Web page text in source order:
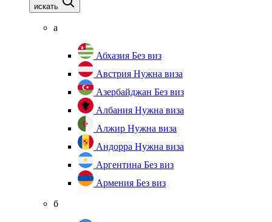
искать
а
Абхазия Без виз
Австрия Нужна виза
Азербайджан Без виз
Албания Нужна виза
Алжир Нужна виза
Андорра Нужна виза
Аргентина Без виз
Армения Без виз
б